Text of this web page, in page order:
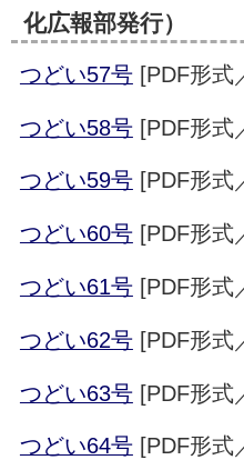
化広報部発行）
つどい57号[PDF形式
つどい58号[PDF形式
つどい59号[PDF形式
つどい60号[PDF形式
つどい61号[PDF形式
つどい62号[PDF形式
つどい63号[PDF形式
つどい64号[PDF形式